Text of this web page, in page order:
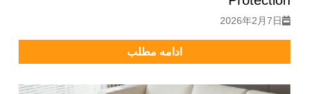
2026年2月7日
ادامه مطلب